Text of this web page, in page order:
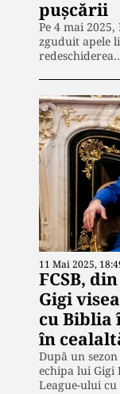
pușcării
Pe 4 mai
zguduit apele
11 Mai 2025,
FCSB,
Gigi
cu Biblia
în
După un
echipa lui Gigi
League-ului